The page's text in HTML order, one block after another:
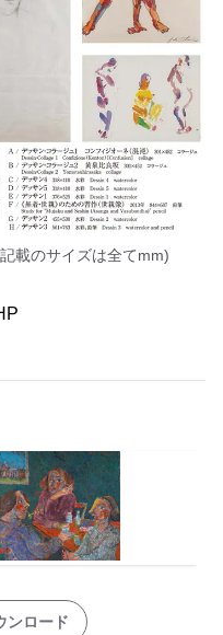
載のサイズは全てmm)
ンロード